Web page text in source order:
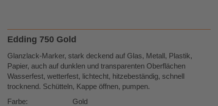
Edding 750 Gold
Glanzlack-Marker, stark deckend auf Glas, Metall, Plastik,
Papier, auch auf dunklen und transparenten Oberflächen
Wasserfest, wetterfest, lichtecht, hitzebeständig, schnell
trocknend. Schütteln, Kappe öffnen, pumpen.
Farbe: Gold